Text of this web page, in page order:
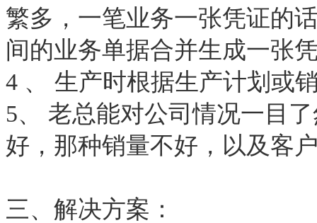
繁多，一笔业务一张凭证的
间的业务单据合并生成一张
4 、 生产时根据生产计划或
5、 老总能对公司情况一目
好，那种销量不好，以及客
三、解决方案：